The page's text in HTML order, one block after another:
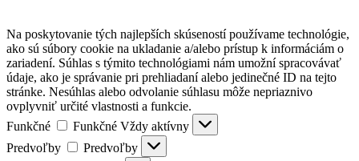
Na poskytovanie tých najlepších skúseností používame technológie,
ako sú súbory cookie na ukladanie a/alebo prístup k informáciám o
zariadení. Súhlas s týmito technológiami nám umožní spracovávať
údaje, ako je správanie pri prehliadaní alebo jedinečné ID na tejto
stránke. Nesúhlas alebo odvolanie súhlasu môže nepriaznivo
ovplyvniť určité vlastnosti a funkcie.
Funkčné
Funkčné Vždy aktívny
Predvoľby
Predvoľby